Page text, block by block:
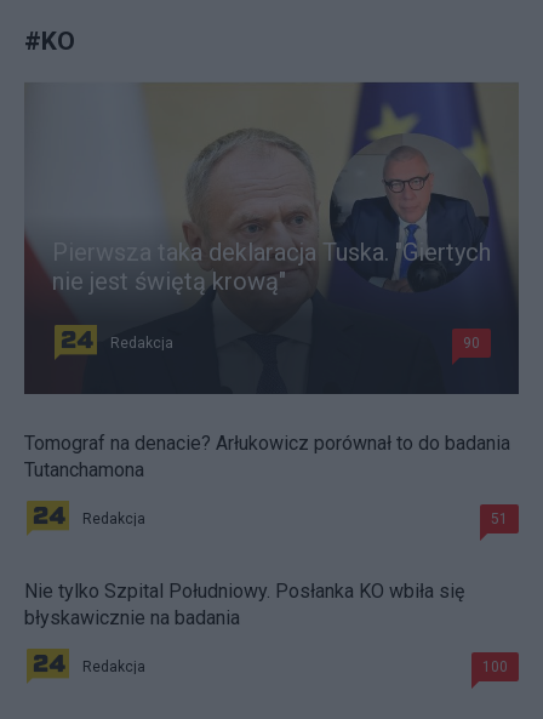
#KO
Pierwsza taka deklaracja Tuska. "Giertych
nie jest świętą krową"
Redakcja 90
Tomograf na denacie? Arłukowicz porównał to do badania
Tutanchamona
Redakcja 51
Nie tylko Szpital Południowy. Posłanka KO wbiła się
błyskawicznie na badania
Redakcja 100